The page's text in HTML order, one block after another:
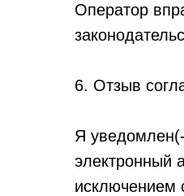
Оператор
6. Отзыв
Я
электронный
исключением